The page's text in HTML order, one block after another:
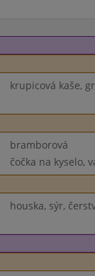
krupicová kaše,
bramborová
čočka na kyselo,
houska, sýr,